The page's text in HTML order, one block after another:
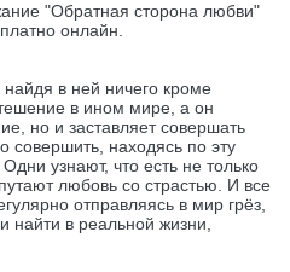
"Обратная сторона любви"
онлайн.
в ней ничего кроме
в ином мире, а он
но и заставляет совершать
совершить, находясь по эту
узнают, что есть не только
любовь со страстью. И все
отправляясь в мир грёз,
найти в реальной жизни,